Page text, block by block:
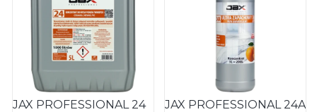
JAX PROFESSIONAL 24
JAX PROFESSIONAL 24A